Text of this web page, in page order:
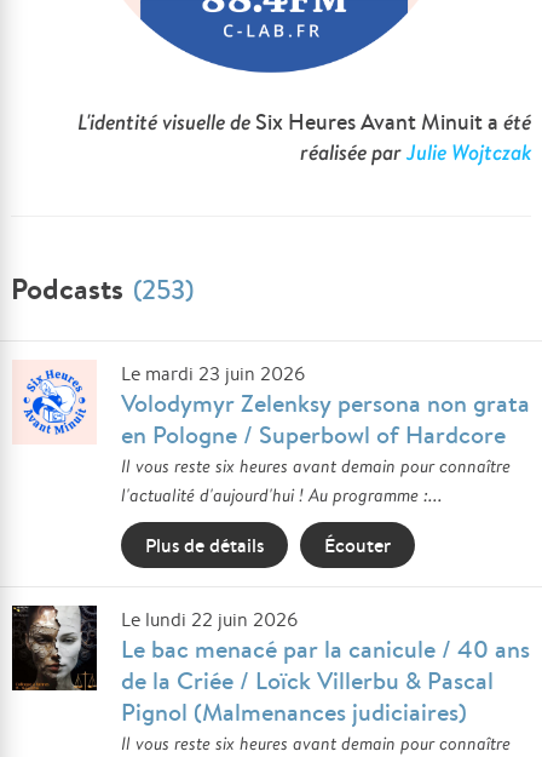
L'identité visuelle de Six Heures Avant Minuit a été
réalisée parJulie Wojtczak
Podcasts (253)
Le mardi 23 juin 2026
Volodymyr Zelenksy persona non grata
en Pologne / Superbowl of Hardcore
Il vous reste six heures avant demain pour connaître
l'actualité d'aujourd'hui ! Au programme :...
Plus de détails Écouter
Le lundi 22 juin 2026
Le bac menacé par la canicule / 40 ans
de la Criée / Loïck Villerbu & Pascal
Pignol (Malmenances judiciaires)
Il vous reste six heures avant demain pour connaître